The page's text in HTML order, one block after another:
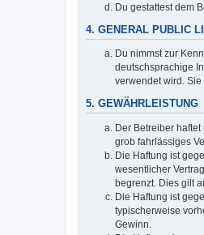
Du gestattest dem
4. GENERAL PUBLIC
Du nimmst zur
deutschsprachige
verwendet wird.
5. GEWÄHRLEISTUNG
Der Betreiber
grob fahrlässiges
Die Haftung ist
wesentlicher
begrenzt. Dies gilt
Die Haftung ist
typischerweise
Gewinn.